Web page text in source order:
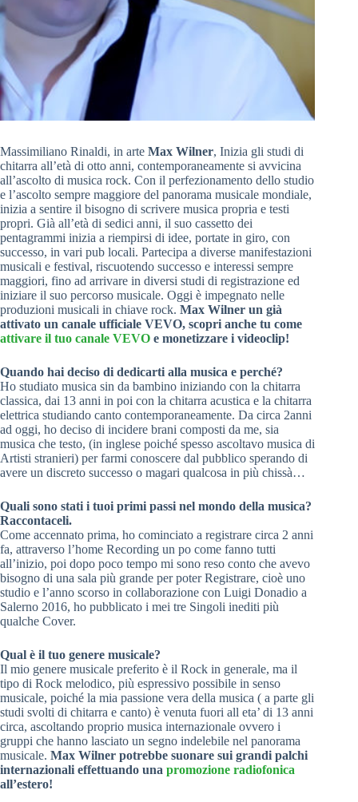
Massimiliano Rinaldi, in arte Max Wilner, Inizia gli studi di
chitarra all’età di otto anni, contemporaneamente si avvicina
all’ascolto di musica rock. Con il perfezionamento dello studio
e l’ascolto sempre maggiore del panorama musicale mondiale,
inizia a sentire il bisogno di scrivere musica propria e testi
propri. Già all’età di sedici anni, il suo cassetto dei
pentagrammi inizia a riempirsi di idee, portate in giro, con
successo, in vari pub locali. Partecipa a diverse manifestazioni
musicali e festival, riscuotendo successo e interessi sempre
maggiori, fino ad arrivare in diversi studi di registrazione ed
iniziare il suo percorso musicale. Oggi è impegnato nelle
produzioni musicali in chiave rock. Max Wilner un già
attivato un canale ufficiale VEVO, scopri anche tu come
attivare il tuo canale VEVO e monetizzare i videoclip!
Quando hai deciso di dedicarti alla musica e perché?
Ho studiato musica sin da bambino iniziando con la chitarra
classica, dai 13 anni in poi con la chitarra acustica e la chitarra
elettrica studiando canto contemporaneamente. Da circa 2anni
ad oggi, ho deciso di incidere brani composti da me, sia
musica che testo, (in inglese poiché spesso ascoltavo musica di
Artisti stranieri) per farmi conoscere dal pubblico sperando di
avere un discreto successo o magari qualcosa in più chissà…
Quali sono stati i tuoi primi passi nel mondo della musica?
Raccontaceli.
Come accennato prima, ho cominciato a registrare circa 2 anni
fa, attraverso l’home Recording un po come fanno tutti
all’inizio, poi dopo poco tempo mi sono reso conto che avevo
bisogno di una sala più grande per poter Registrare, cioè uno
studio e l’anno scorso in collaborazione con Luigi Donadio a
Salerno 2016, ho pubblicato i mei tre Singoli inediti più
qualche Cover.
Qual è il tuo genere musicale?
Il mio genere musicale preferito è il Rock in generale, ma il
tipo di Rock melodico, più espressivo possibile in senso
musicale, poiché la mia passione vera della musica ( a parte gli
studi svolti di chitarra e canto) è venuta fuori all eta’ di 13 anni
circa, ascoltando proprio musica internazionale ovvero i
gruppi che hanno lasciato un segno indelebile nel panorama
musicale. Max Wilner potrebbe suonare sui grandi palchi
internazionali effettuando una promozione radiofonica
all’estero!